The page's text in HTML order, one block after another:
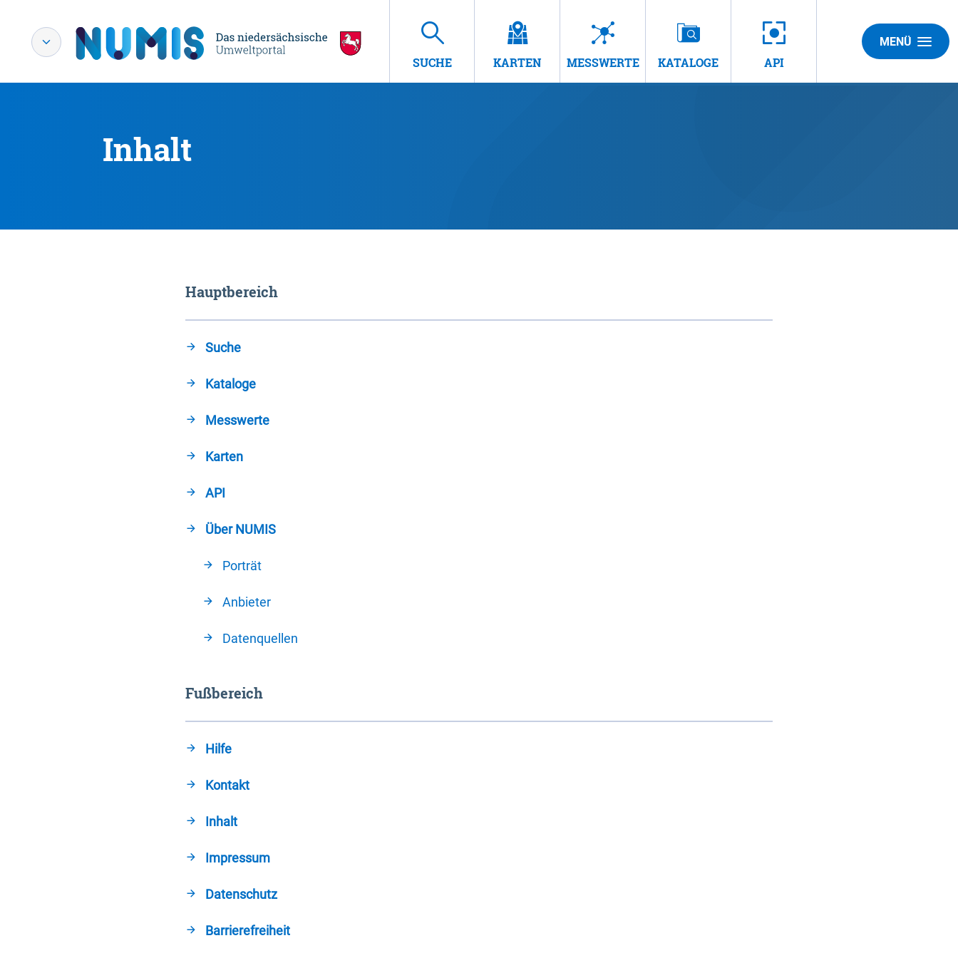
SUCHE KARTEN MESSWERTE KATALOGE API
MENÜ
Inhalt
Hauptbereich
Suche
Kataloge
Messwerte
Karten
API
Über NUMIS
Porträt
Anbieter
Datenquellen
Fußbereich
Hilfe
Kontakt
Inhalt
Impressum
Datenschutz
Barrierefreiheit